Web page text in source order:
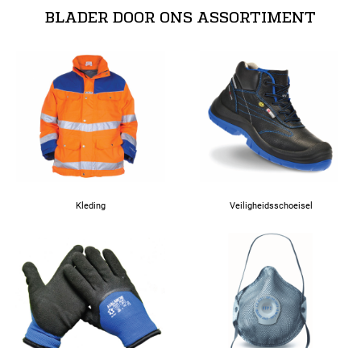
44
Alle matenBLADER DOOR ONS ASSORTIMENT
Kleding Veiligheidsschoeisel